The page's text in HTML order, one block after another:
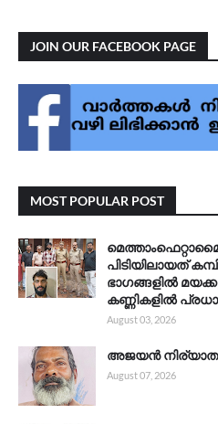
JOIN OUR FACEBOOK PAGE
MOST POPULAR POST
പിടിയിലായത്
ഭാഗങ്ങളിൽ
കണ്ണികളിൽ
August 03, 2026
അജയൻ
August 07, 2026